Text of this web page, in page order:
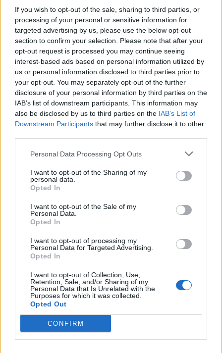
If you wish to opt-out of the sale, sharing to third parties, or
processing of your personal or sensitive information for
targeted advertising by us, please use the below opt-out
section to confirm your selection. Please note that after your
opt-out request is processed you may continue seeing
interest-based ads based on personal information utilized by
us or personal information disclosed to third parties prior to
your opt-out. You may separately opt-out of the further
disclosure of your personal information by third parties on the
IAB’s list of downstream participants. This information may
also be disclosed by us to third parties on the IAB’s List of
Downstream Participants that may further disclose it to other
Personal Data Processing Opt Outs
I want to opt-out of the Sharing of my
personal data.
Opted In
I want to opt-out of the Sale of my
Personal Data.
Opted In
I want to opt-out of processing my
Personal Data for Targeted Advertising.
Opted In
I want to opt-out of Collection, Use,
Retention, Sale, and/or Sharing of my
Personal Data that Is Unrelated with the
Purposes for which it was collected.
Opted Out
CONFIRM
Κορωνοϊός: Στο Άγιο Όρος
ο Τσιόδρας-Ανησυχία για
τα κρούσματα
22/09/2020 - 12:25
22/09/2020 - 13:34
ΡΟΗ ΕΙΔΗΣΕΩΝ
Κορυφώνεται η έξοδος του Αυγούστου – Πάνω από
56.000 επιβάτες αναχωρούν σήμερα από τα
λιμάνια της Αττικής
08/08/2026 - 14:30
Δυτική Αττική: Η επόμενη ημέρα μετά τις πυρκαγιές
– Τα έργα Antinero και η «μάχη» πριν από τις
βροχές
08/08/2026 - 14:08 ΕΛΛΑΔΑ
Ειδικό Χωροταξικό για τον Τουρισμό: Οι νέοι